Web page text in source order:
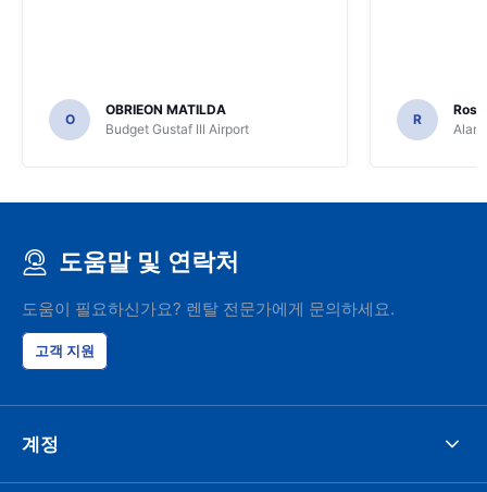
O
OBRIEON MATILDA
Budget Gustaf III Airport
R
도움말 및 연락처
도움이 필요하신가요? 렌탈 전문가에게 문의하세요.
고객 지원
계정